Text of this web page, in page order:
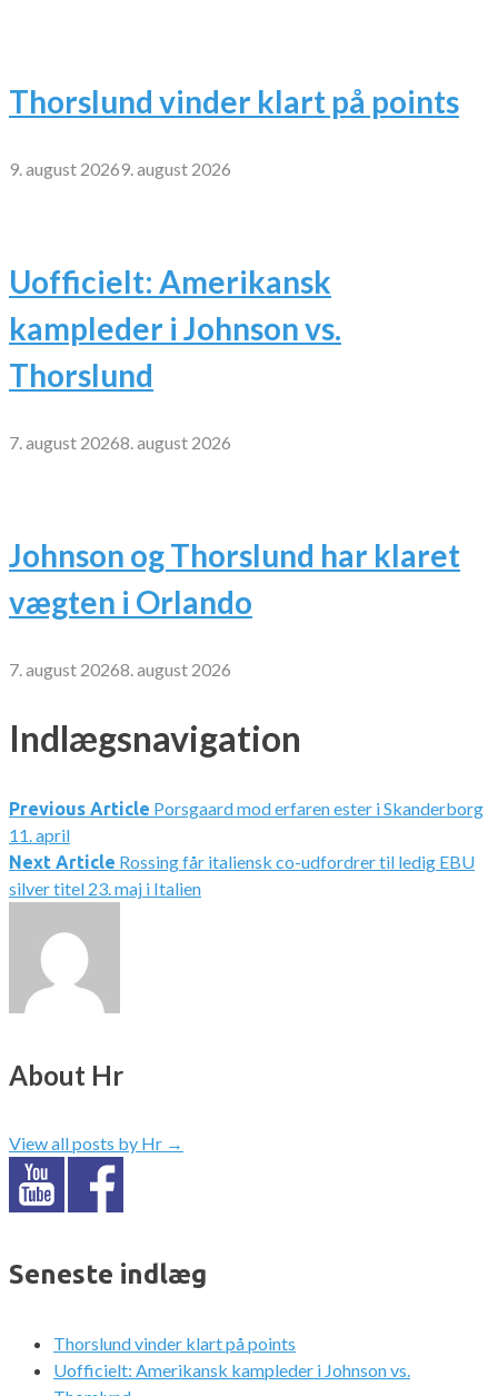
Thorslund vinder klart på points
9. august 20269. august 2026
Uofficielt: Amerikansk
kampleder i Johnson vs.
Thorslund
7. august 20268. august 2026
Johnson og Thorslund har klaret
vægten i Orlando
7. august 20268. august 2026
Indlægsnavigation
Previous Article Porsgaard mod erfaren ester i Skanderborg
11. april
Next Article Rossing får italiensk co-udfordrer til ledig EBU
silver titel 23. maj i Italien
About Hr
View all posts by Hr →
Seneste indlæg
Thorslund vinder klart på points
Uofficielt: Amerikansk kampleder i Johnson vs.